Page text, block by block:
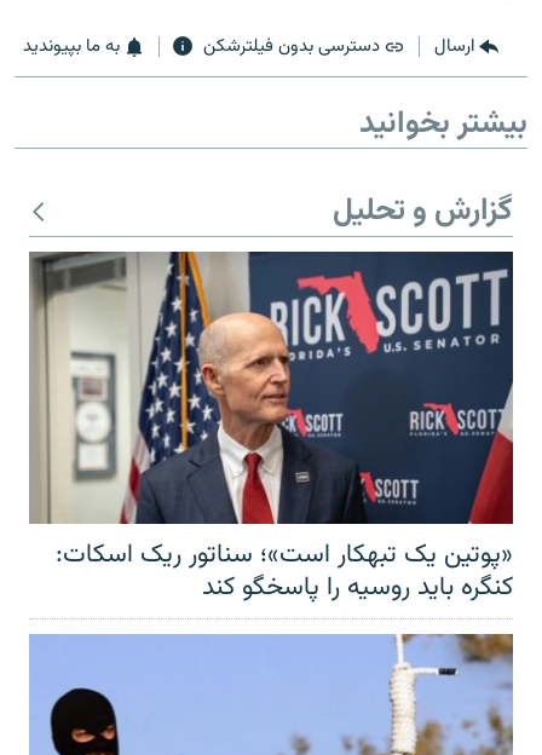
زبان‌های دیگر
ارسال دسترسی بدون فیلترشکن به ما بپیوندید
بیشتر بخوانید
گزارش و تحلیل
«پوتین یک تبهکار است»؛ سناتور ریک اسکات:
کنگره باید روسیه را پاسخگو کند